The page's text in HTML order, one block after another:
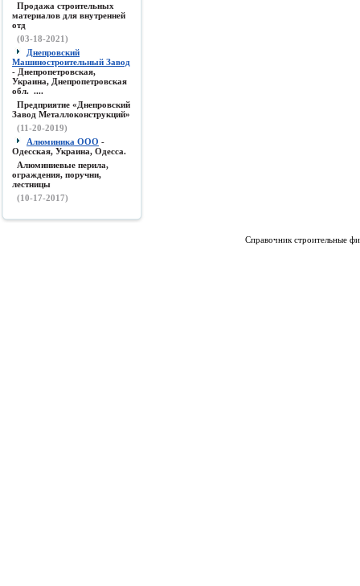
Продажа строительных
материалов для внутренней
отд
(03-18-2021)
Днепровский
Машиностроительный Завод
- Днепропетровская,
Украина, Днепропетровская
обл. ....
Предприятие «Днепровский
Завод Металлоконструкций»
(11-20-2019)
Алюминика ООО -
Одесская, Украина, Одесса.
Алюминиевые перила,
ограждения, поручни,
лестницы
(10-17-2017)
Справочник строительные